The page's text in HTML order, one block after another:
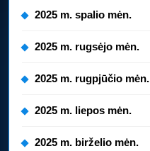
2025 m. spalio mėn.
2025 m. rugsėjo mėn.
2025 m. rugpjūčio mėn.
2025 m. liepos mėn.
2025 m. birželio mėn.